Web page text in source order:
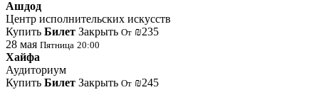
Ашдод
Центр исполнительских искусств
Купить Билет Закрыть От ₪235
28 мая Пятница 20:00
Хайфа
Аудиториум
Купить Билет Закрыть От ₪245